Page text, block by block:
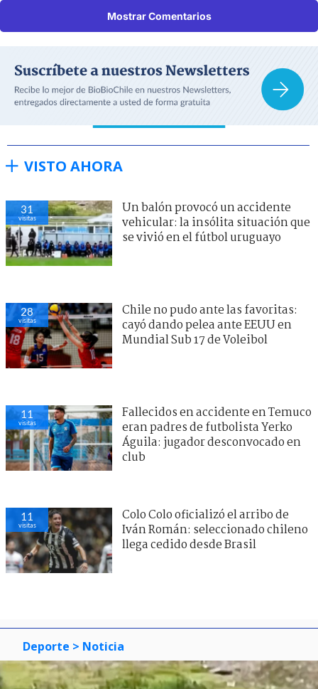
Mostrar Comentarios
VISTO AHORA
31
visitas
Un balón provocó un accidente
vehicular: la insólita situación que
se vivió en el fútbol uruguayo
28
visitas
Chile no pudo ante las favoritas:
cayó dando pelea ante EEUU en
Mundial Sub 17 de Voleibol
11
visitas
Fallecidos en accidente en Temuco
eran padres de futbolista Yerko
Águila: jugador desconvocado en
club
11
visitas
Colo Colo oficializó el arribo de
Iván Román: seleccionado chileno
llega cedido desde Brasil
Deporte > Noticia